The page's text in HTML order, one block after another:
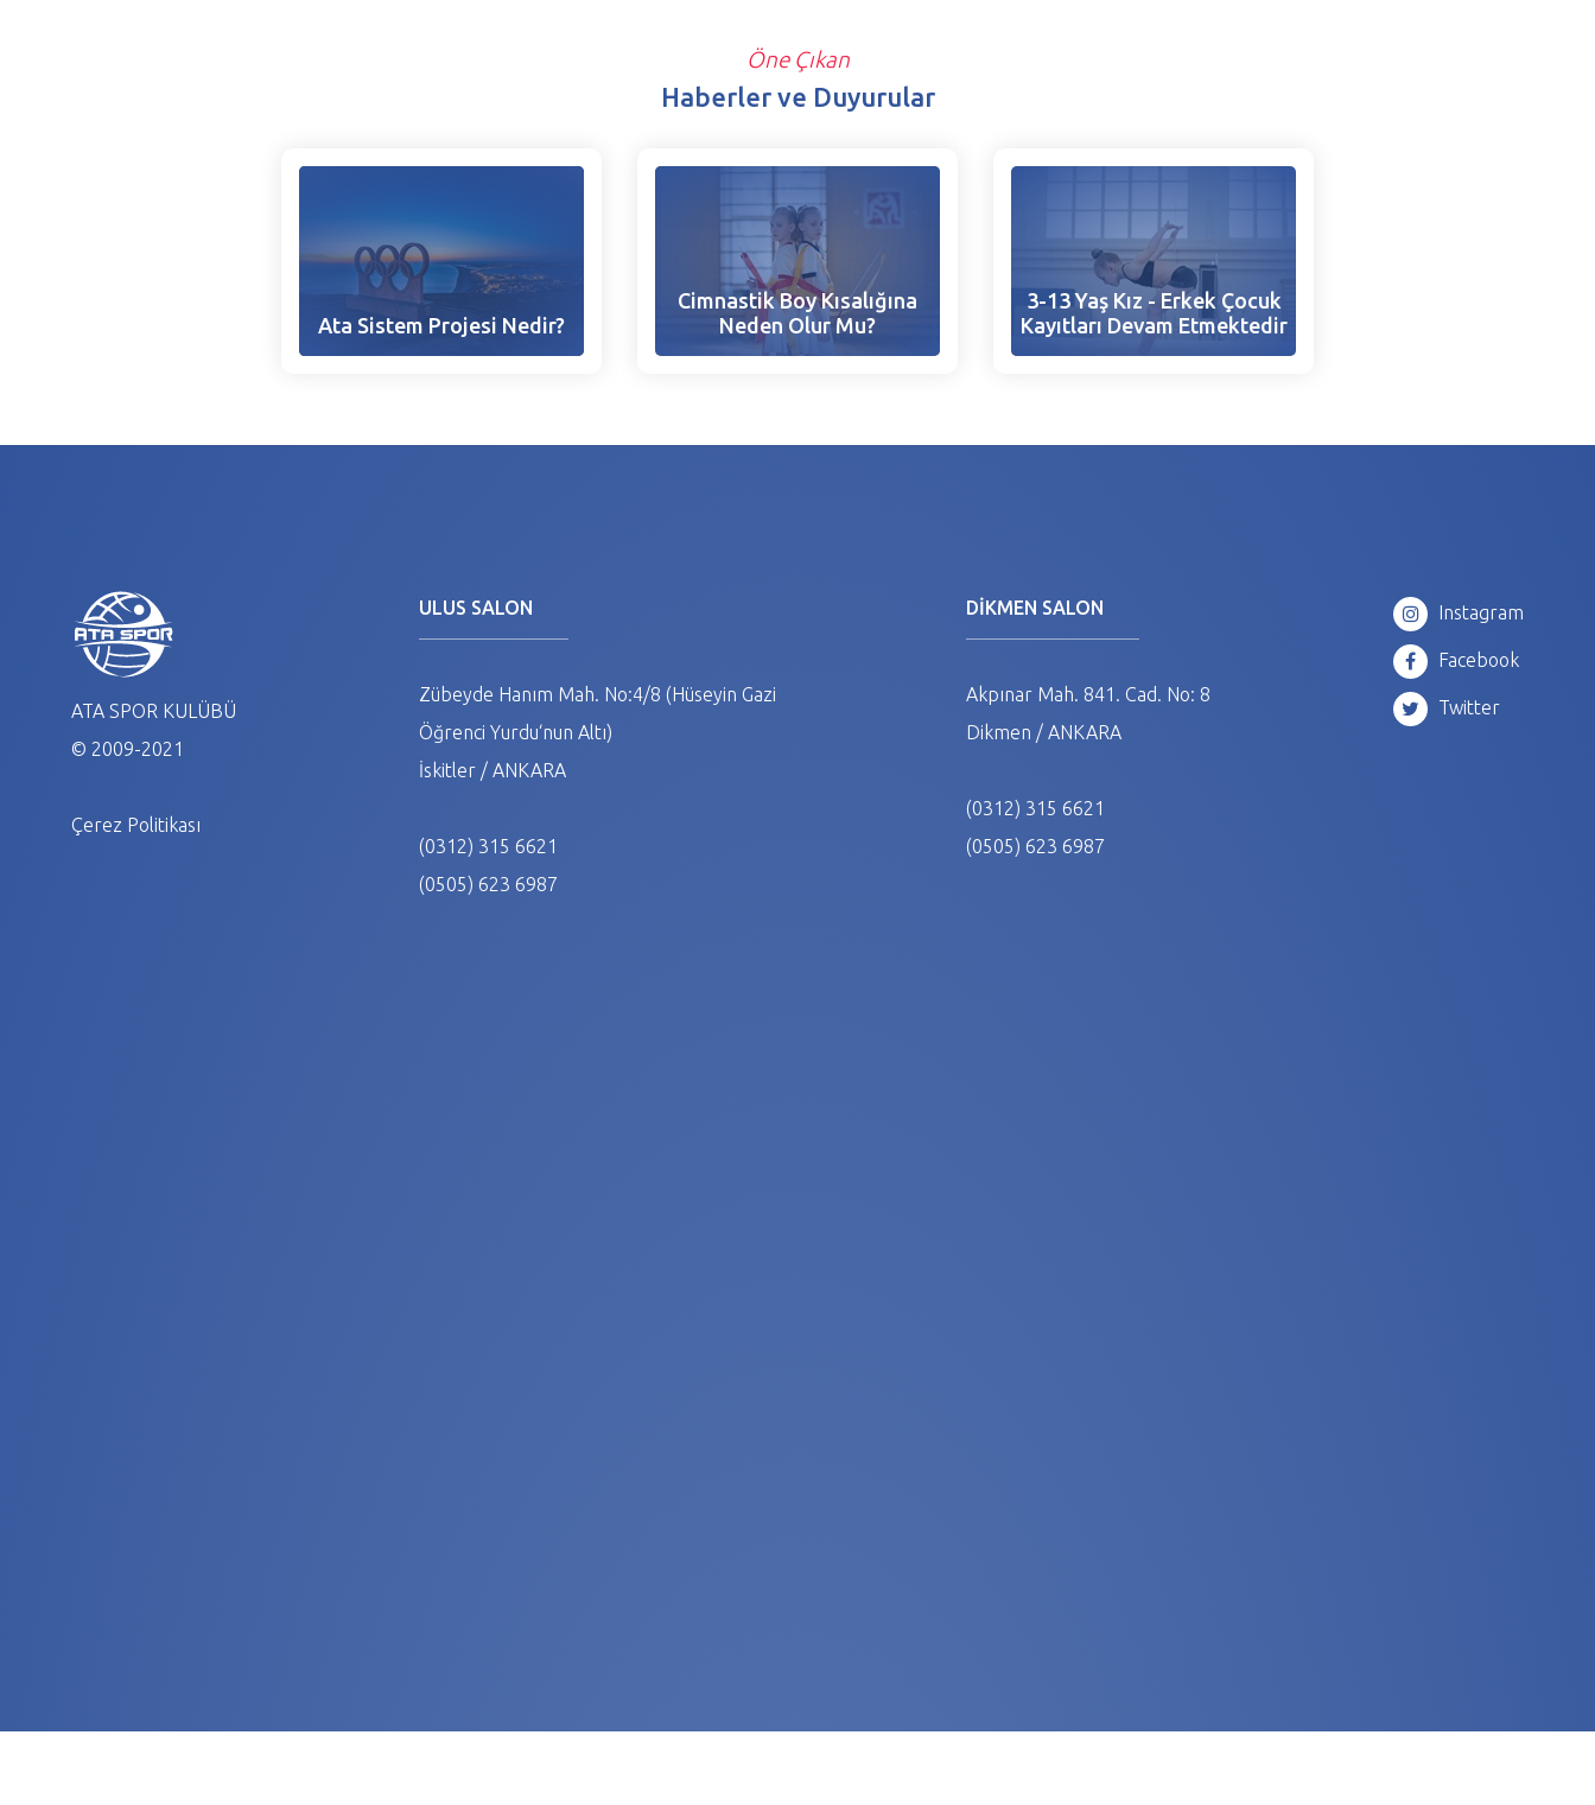
Öne Çıkan
Haberler ve Duyurular
Ata Sistem Projesi Nedir?
Cimnastik Boy Kısalığına
Neden Olur Mu?
3-13 Yaş Kız - Erkek Çocuk
Kayıtları Devam Etmektedir
ATA SPOR KULÜBÜ
© 2009-2021
Çerez Politikası
ULUS SALON
Zübeyde Hanım Mah. No:4/8 (Hüseyin Gazi
Öğrenci Yurdu‘nun Altı)
İskitler / ANKARA
(0312) 315 6621
(0505) 623 6987
DİKMEN SALON
Akpınar Mah. 841. Cad. No: 8
Dikmen / ANKARA
(0312) 315 6621
(0505) 623 6987
Instagram
Facebook
Twitter